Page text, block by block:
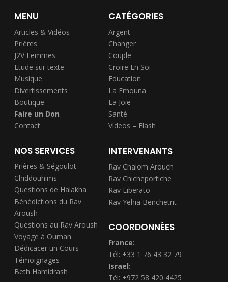
MENU
Articles & Vidéos
Prières
J2V Femmes
Etude sur texte
Musique
Divertissements
Boutique
Faire un Don
Contact
CATÉGORIES
Argent
Changer
Couple
Croire En Soi
Education
La Emouna
La Joie
Santé
Videos – Flash
NOS SERVICES
Prières & Ségoulot
Chiddouhims
Questions de Halakha
Bénédictions du Rav
Aroush
Questions au Rav Aroush
Voyage à Ouman
Dédicacer un Cours
Témoignages
Beth Hamidrash
INTERVENANTS
Rav Chalom Arouch
Rav Chicheportiche
Rav Liberato
Rav Yehia Benchetrit
COORDONNÉES
France:
Tél: +33 1 76 43 32 79
Israel:
Tél: +972 58 420 4425